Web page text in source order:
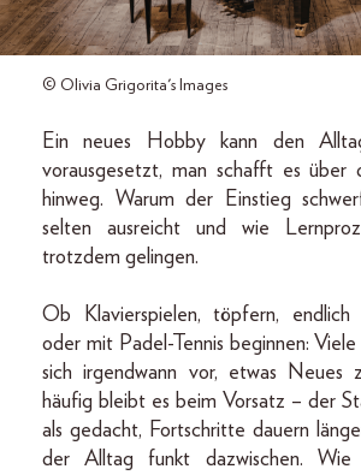
© Olivia Grigorita's Images
Ein neues Hobby kann den
vorausgesetzt, man schafft es über
hinweg. Warum der Einstieg
selten ausreicht und wie
trotzdem gelingen.
Ob Klavierspielen, töpfern, endlich
oder mit Padel-Tennis beginnen:
sich irgendwann vor, etwas Neues
häufig bleibt es beim Vorsatz – der
als gedacht, Fortschritte dauern
der Alltag funkt dazwischen. Wie